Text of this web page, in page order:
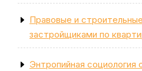
Правовые и
застройщиками по
Энтропийная социология